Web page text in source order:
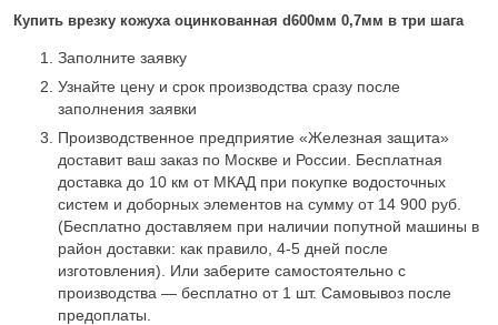
Купить врезку кожуха оцинкованная d600мм 0,7мм в три шага
Заполните заявку
Узнайте цену и срок производства сразу после
заполнения заявки
Производственное предприятие «Железная защита»
доставит ваш заказ по Москве и России. Бесплатная
доставка до 10 км от МКАД при покупке водосточных
систем и доборных элементов на сумму от 14 900 руб.
(Бесплатно доставляем при наличии попутной машины в
район доставки: как правило, 4-5 дней после
изготовления). Или заберите самостоятельно с
производства — бесплатно от 1 шт. Самовывоз после
предоплаты.